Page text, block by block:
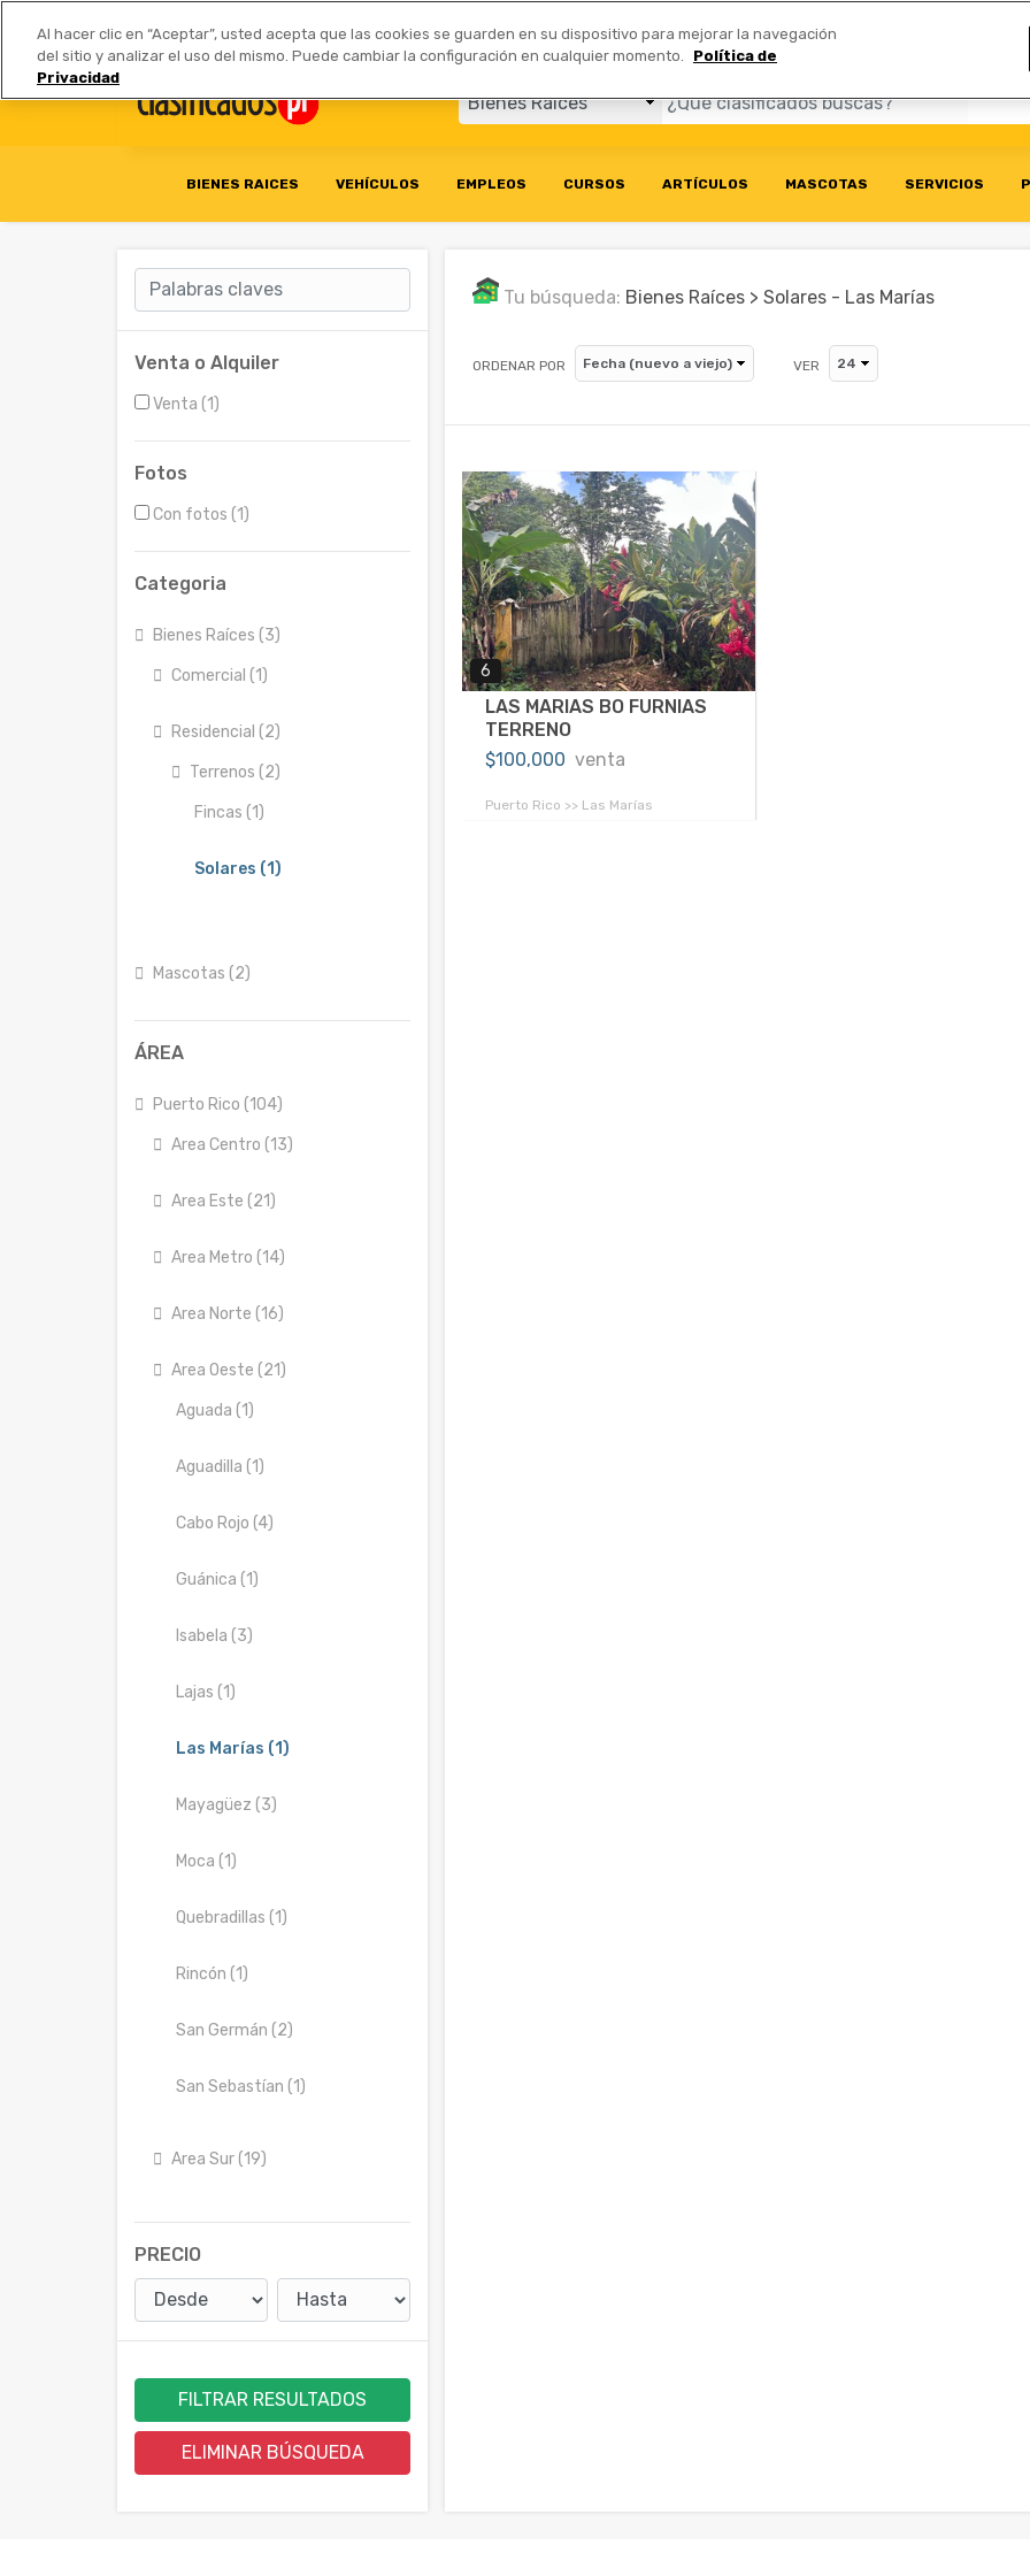
Anúnciate | Tarifas Socios Comerciales
BIENES RAICES VEHÍCULOS EMPLEOS CURSOS ARTÍCULOS MASCOTAS SERVICIOS
Venta o Alquiler
Venta (1)
Fotos
Con fotos (1)
Categoria
Bienes Raíces (3)
Comercial (1)
Residencial (2)
Terrenos (2)
Fincas (1)
Solares (1)
Mascotas (2)
ÁREA
Puerto Rico (104)
Area Centro (13)
Area Este (21)
Area Metro (14)
Area Norte (16)
Area Oeste (21)
Aguada (1)
Aguadilla (1)
Cabo Rojo (4)
Guánica (1)
Isabela (3)
Lajas (1)
Las Marías (1)
Mayagüez (3)
Moca (1)
Quebradillas (1)
Rincón (1)
San Germán (2)
San Sebastían (1)
Area Sur (19)
PRECIO
FILTRAR RESULTADOS
ELIMINAR BÚSQUEDA
Tu búsqueda: Bienes Raíces > Solares - Las Marías
ORDENAR POR VER
6
LAS MARIAS BO FURNIAS
TERRENO
$100,000 venta
Puerto Rico >> Las Marías
Al hacer clic en “Aceptar”, usted acepta que las cookies se guarden en su dispositivo para mejorar la navegación
del sitio y analizar el uso del mismo. Puede cambiar la configuración en cualquier momento.
Política de
Privacidad